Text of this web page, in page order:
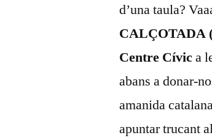
d’una taula?
CALÇOTADA
Centre Cívica
abans a donar-
amanida
apuntar trucant